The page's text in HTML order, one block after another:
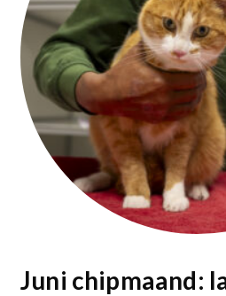
Juni chipmaand: